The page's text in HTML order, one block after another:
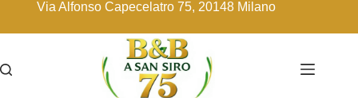
Via Alfonso Capecelatro 75, 20148 Milano